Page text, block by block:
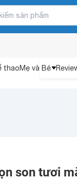
thaoMẹ và Bé
son tươi